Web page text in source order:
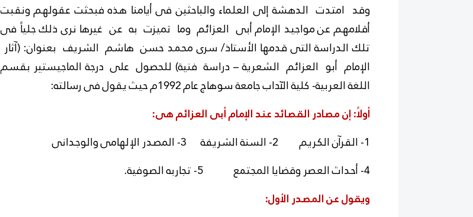
وقد امتدت الدهشة إلى العلماء والباحثين فى أيامنا هذه فبحثت عقولهم ونقبت
أقلامهم عنمواجيد الإمام أبى العزائم وما تميزت به عن غيرها نرى ذلك جلياً فى
تلك الدراسة التى قدمها الأستاذ/ سرى محمد حسن هاشم الشريف بعنوان: (آثار
الإمام أبو العزائم الشعرية – دراسة فنية) للحصول على درجة الماجيستير بقسم
اللغة العربية- كلية الآداب جامعة سوهاج عام 1992م حيث يقول فى رسالته:
أولاً: إن مصادر القصائد عند الإمام أبى العزائم هى:
1- القرآن الكريم 2- السنة الشريفة 3- المصدر الإلهامى والوجدانى
4- أحداث العصر وقضايا المجتمع 5- تجاربه الصوفية.
ويقول عن المصدر الأول: